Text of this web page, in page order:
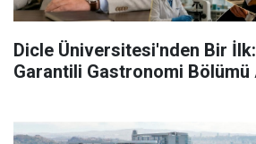
Dicle Üniversitesi'nden Bir
Garantili Gastronomi Bölümü